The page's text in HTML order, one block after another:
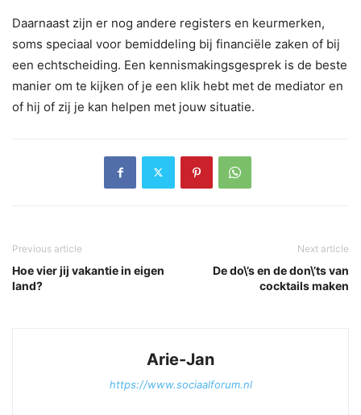
Daarnaast zijn er nog andere registers en keurmerken,
soms speciaal voor bemiddeling bij financiële zaken of bij
een echtscheiding. Een kennismakingsgesprek is de beste
manier om te kijken of je een klik hebt met de mediator en
of hij of zij je kan helpen met jouw situatie.
Previous article
Hoe vier jij vakantie in eigen
land?
Next article
De do\’s en de don\’ts van
cocktails maken
Arie-Jan
https://www.sociaalforum.nl